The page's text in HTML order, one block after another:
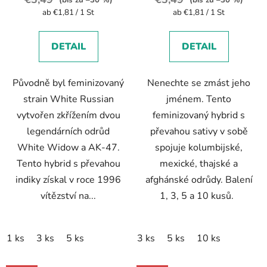
Verkaufspreis:
ab €1,81 / 1 St
DETAIL
Původně byl feminizovaný
strain White Russian
vytvořen zkřížením dvou
legendárních odrůd
White Widow a AK-47.
Tento hybrid s převahou
indiky získal v roce 1996
vítězství na...
1 ks 3 ks 5 ks
Verkaufspreis:
ab €1,81 / 1 St
DETAIL
Nenechte se zmást jeho
jménem. Tento
feminizovaný hybrid s
převahou sativy v sobě
spojuje kolumbijské,
mexické, thajské a
afghánské odrůdy. Balení
1, 3, 5 a 10 kusů.
3 ks 5 ks 10 ks